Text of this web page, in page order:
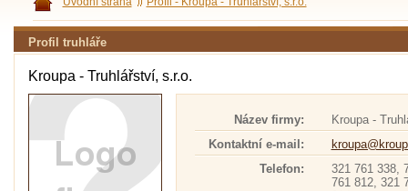
Profil truhláře
Kroupa - Truhlářství, s.r.o.
Název firmy:
Kroupa -
Kontaktní e-mail:
Telefon:
321 761 338,
761 812, 321